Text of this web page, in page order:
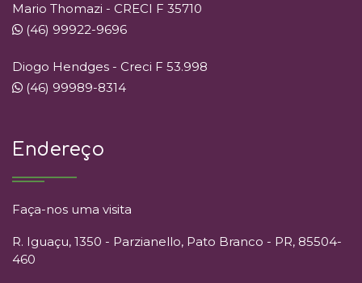
Mario Thomazi - CRECI F 35710
(46) 99922-9696
Diogo Hendges - Creci F 53.998
(46) 99989-8314
Endereço
Faça-nos uma visita
R. Iguaçu, 1350 - Parzianello, Pato Branco - PR, 85504-
460